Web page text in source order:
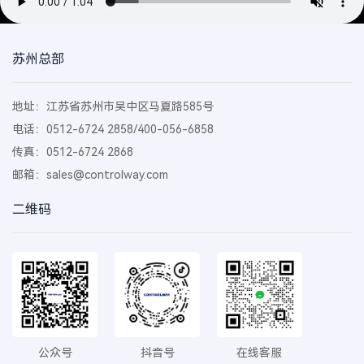
苏州总部
地址：江苏省苏州市吴中区马夏路585号
电话：0512-6724 2858/400-056-6858
传真：0512-6724 2868
邮箱： sales@controlway.com
二维码
公众号 抖音号 在线客服